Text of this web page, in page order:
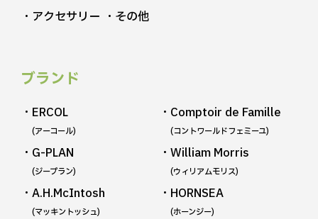
ブランド
・ERCOL
(アーコール)
・Comptoir de Famille
(コントワールドフェミーユ)
・G-PLAN
(ジープラン)
・William Morris
(ウィリアムモリス)
・A.H.McIntosh
(マッキントッシュ)
・HORNSEA
(ホーンジー)
・アクセサリー ・その他